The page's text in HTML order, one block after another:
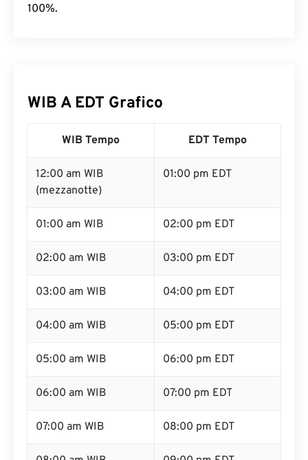
100%.
WIB A EDT Grafico
WIB Tempo EDT Tempo
12:00 am WIB
(mezzanotte)
01:00 pm EDT
01:00 am WIB 02:00 pm EDT
02:00 am WIB 03:00 pm EDT
03:00 am WIB 04:00 pm EDT
04:00 am WIB 05:00 pm EDT
05:00 am WIB 06:00 pm EDT
06:00 am WIB 07:00 pm EDT
07:00 am WIB 08:00 pm EDT